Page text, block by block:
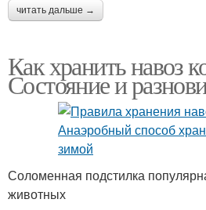
читать дальше →
Как хранить навоз
Состояние и
Соломенная подстилка
животных